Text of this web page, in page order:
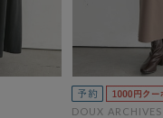
DOUX ARCHIVES